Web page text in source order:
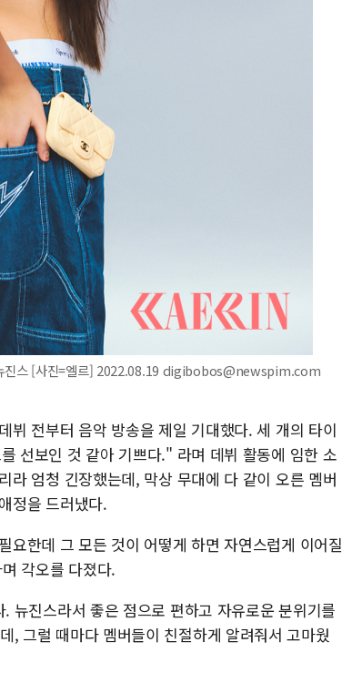
진스 [사진=엘르] 2022.08.19 digibobos@newspim.com
전부터 음악 방송을 제일 기대했다. 세 개의 타이
선보인 것 같아 기쁘다." 라며 데뷔 활동에 임한 소
라 엄청 긴장했는데, 막상 무대에 다 같이 오른 멤버
정을 드러냈다.
한데 그 모든 것이 어떻게 하면 자연스럽게 이어질
각오를 다졌다.
뉴진스라서 좋은 점으로 편하고 자유로운 분위기를
, 그럴 때마다 멤버들이 친절하게 알려줘서 고마웠